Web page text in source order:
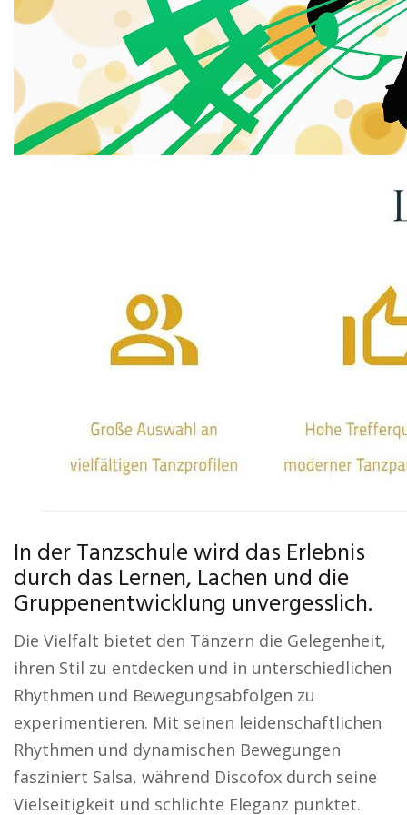
In der Tanzschule wird das Erlebnis
durch das Lernen, Lachen und die
Gruppenentwicklung unvergesslich.
Die Vielfalt bietet den Tänzern die Gelegenheit,
ihren Stil zu entdecken und in unterschiedlichen
Rhythmen und Bewegungsabfolgen zu
experimentieren. Mit seinen leidenschaftlichen
Rhythmen und dynamischen Bewegungen
fasziniert Salsa, während Discofox durch seine
Vielseitigkeit und schlichte Eleganz punktet.